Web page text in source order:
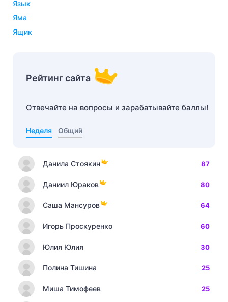
язык
яма
ящик
Рейтинг сайта
Отвечайте на вопросы и зарабатывайте баллы!
Неделя Общий
Данила Стоякин 87
Даниил Юраков 80
Саша Мансуров 64
Игорь Проскуренко 60
Юлия Юлия 30
Полина Тишина 25
Миша Тимофеев 25